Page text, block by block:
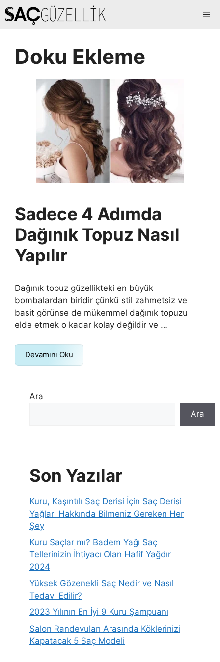
İçeriğe
atla
Doku Ekleme
Sadece 4 Adımda
Dağınık Topuz Nasıl
Yapılır
Dağınık topuz güzellikteki en büyük
bombalardan biridir çünkü stil zahmetsiz ve
basit görünse de mükemmel dağınık topuzu
elde etmek o kadar kolay değildir ve …
Devamını Oku
Ara
Ara
Son Yazılar
Kuru, Kaşıntılı Saç Derisi İçin Saç Derisi
Yağları Hakkında Bilmeniz Gereken Her
Şey
Kuru Saçlar mı? Badem Yağı Saç
Tellerinizin İhtiyacı Olan Hafif Yağdır
2024
Yüksek Gözenekli Saç Nedir ve Nasıl
Tedavi Edilir?
2023 Yılının En İyi 9 Kuru Şampuanı
Salon Randevuları Arasında Köklerinizi
Kapatacak 5 Saç Modeli